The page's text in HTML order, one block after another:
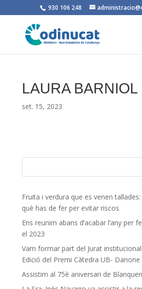
930 106 248
LAURA BARNIOL
set. 15, 2023
Fruita i verdura que es venen
què has de fer per evitar riscos
Ens reunim abans d’acabar l’any per
el 2023
Vam formar part del Jurat
Edició del Premi Càtedra UB- Danone
Assistim al 75è aniversari de